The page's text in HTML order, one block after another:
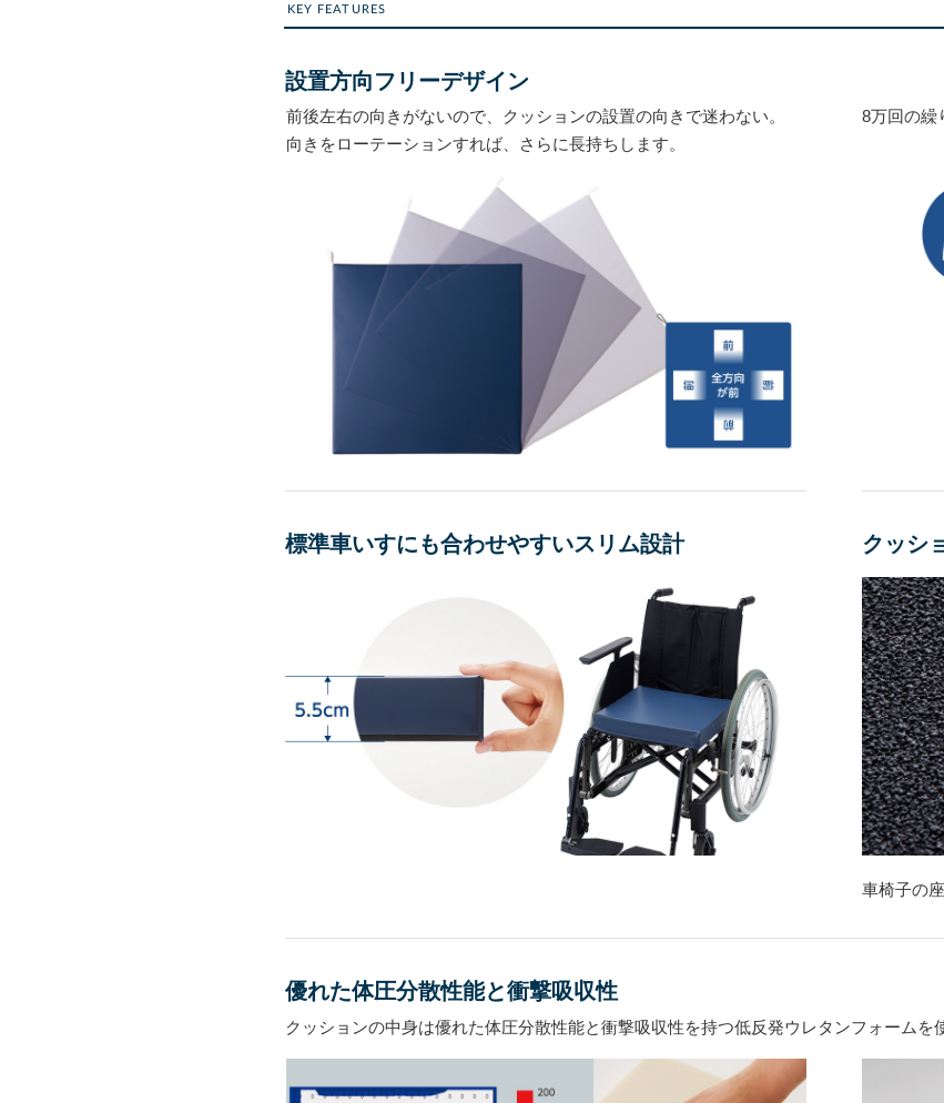
KEY FEATURES
設置方向フリーデザイン
前後左右の向きがないので、クッションの設置の向きで迷わない。
向きをローテーションすれば、さらに長持ちします。
8万回の繰
標準車いすにも合わせやすいスリム設計 クッシ
車椅子の
優れた体圧分散性能と衝撃吸収性
クッションの中身は優れた体圧分散性能と衝撃吸収性を持つ低反発ウレタンフォームを